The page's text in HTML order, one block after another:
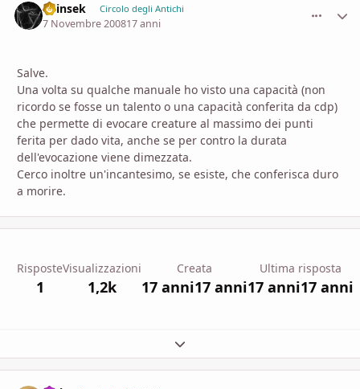
Shinsek Circolo degli Antichi
7 Novembre 200817 anni
Salve.
Una volta su qualche manuale ho visto una capacità (non
ricordo se fosse un talento o una capacità conferita da cdp)
che permette di evocare creature al massimo dei punti
ferita per dado vita, anche se per contro la durata
dell'evocazione viene dimezzata.
Cerco inoltre un'incantesimo, se esiste, che conferisca duro
a morire.
Risposte
1
Visualizzazioni
1,2k
Creata
17 anni17 anni
Ultima risposta
17 anni17 anni
Espandi panoramica del topic